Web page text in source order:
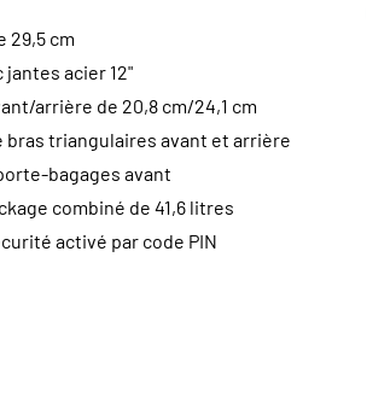
29,5 cm
jantes acier 12"
arrière de 20,8 cm/24,1 cm
bras triangulaires avant et arrière
bagages avant
combiné de 41,6 litres
activé par code PIN